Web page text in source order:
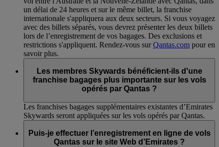
un délai de 24 heures et sur le même billet, la franchise
internationale s'appliquera aux deux secteurs. Si vous voyagez
avec des billets séparés, vous devrez présenter les deux billets
lors de l’enregistrement de vos bagages. Des exclusions et
restrictions s'appliquent. Rendez-vous surQantas.com pour en
savoir plus.
Les membres Skywards bénéficient-ils d'une
franchise bagages plus importante sur les vols
opérés par Qantas ?
Les franchises bagages supplémentaires existantes d’Emirates
Skywards seront appliquées sur les vols opérés par Qantas.
Puis-je effectuer l’enregistrement en ligne de vols
Qantas sur le site Web d’Emirates ?